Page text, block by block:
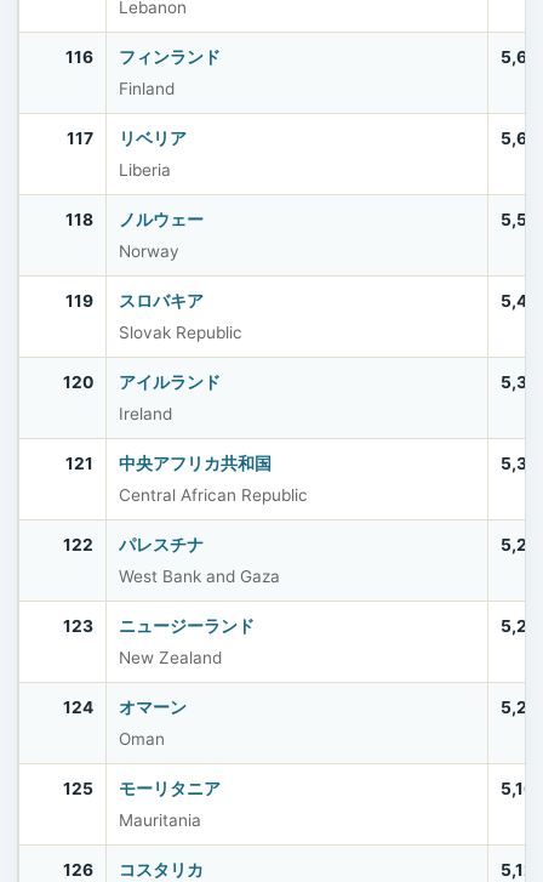
Lebanon
116
フィンランド
Finland
117
リベリア
Liberia
118
ノルウェー
Norway
119
スロバキア
Slovak Republic
120
アイルランド
Ireland
121
中央アフリカ共和国
Central African Republic
122
パレスチナ
West Bank and Gaza
123
ニュージーランド
New Zealand
124
オマーン
Oman
125
モーリタニア
Mauritania
126
コスタリカ